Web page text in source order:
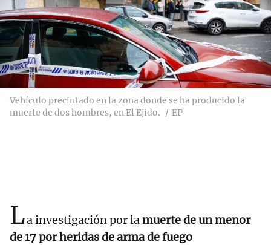
Vehículo precintado en la zona donde se ha producido la
muerte de dos hombres, en El Ejido.
EP
La investigación por lamuerte de un menor
de 17 por heridas de arma de fuego